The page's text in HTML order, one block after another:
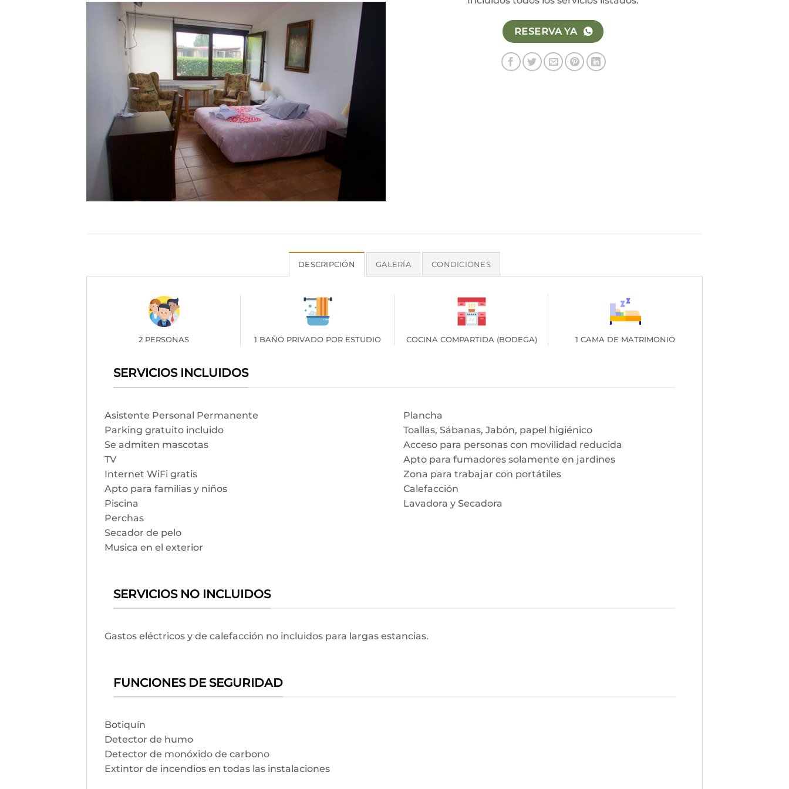
RESERVA YA
DESCRIPCIÓN GALERÍA CONDICIONES
2 PERSONAS 1 BAÑO PRIVADO POR ESTUDIO COCINA COMPARTIDA (BODEGA) 1 CAMA DE MATRIMONIO
SERVICIOS INCLUIDOS
Asistente Personal Permanente
Parking gratuito incluido
Se admiten mascotas
TV
Internet WiFi gratis
Apto para familias y niños
Piscina
Perchas
Secador de pelo
Musica en el exterior
Plancha
Toallas, Sábanas, Jabón, papel higiénico
Acceso para personas con movilidad reducida
Apto para fumadores solamente en jardines
Zona para trabajar con portátiles
Calefacción
Lavadora y Secadora
SERVICIOS NO INCLUIDOS
Gastos eléctricos y de calefacción no incluidos para largas estancias.
FUNCIONES DE SEGURIDAD
Botiquín
Detector de humo
Detector de monóxido de carbono
Extintor de incendios en todas las instalaciones